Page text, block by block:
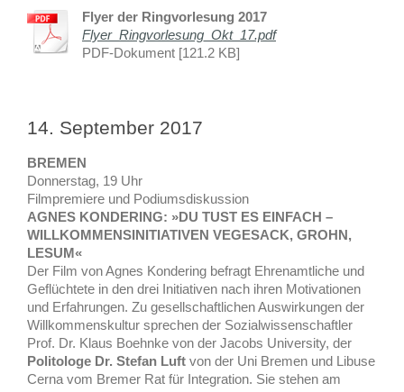
Flyer der Ringvorlesung 2017
Flyer_Ringvorlesung_Okt_17.pdf
PDF-Dokument [121.2 KB]
14. September 2017
BREMEN
Donnerstag, 19 Uhr
Filmpremiere und Podiumsdiskussion
AGNES KONDERING: »DU TUST ES EINFACH –
WILLKOMMENSINITIATIVEN VEGESACK, GROHN,
LESUM«
Der Film von Agnes Kondering befragt Ehrenamtliche und
Geflüchtete in den drei Initiativen nach ihren Motivationen
und Erfahrungen. Zu gesellschaftlichen Auswirkungen der
Willkommenskultur sprechen der Sozialwissenschaftler
Prof. Dr. Klaus Boehnke von der Jacobs University, der
Politologe Dr. Stefan Luft von der Uni Bremen und Libuse
Cerna vom Bremer Rat für Integration. Sie stehen am